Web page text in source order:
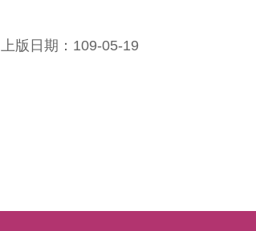
上版日期：109-05-19